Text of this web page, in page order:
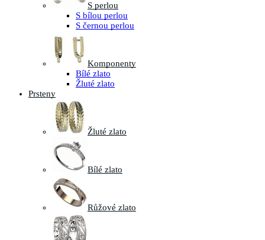
S perlou
S bílou perlou
S černou perlou
Komponenty
Bílé zlato
Žluté zlato
Prsteny
Žluté zlato
Bílé zlato
Růžové zlato